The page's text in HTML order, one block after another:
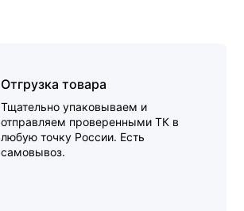
Отгрузка товара
Тщательно упаковываем и
отправляем проверенными ТК в
любую точку России. Есть
самовывоз.